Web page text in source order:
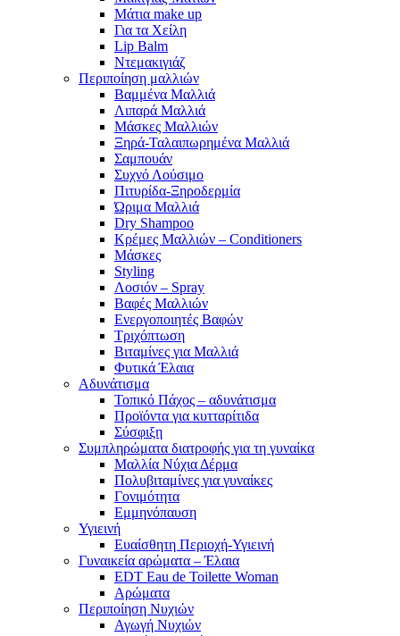
Μάτια make up
Για τα Χείλη
Lip Balm
Ντεμακιγιάζ
Περιποίηση μαλλιών
Βαμμένα Μαλλιά
Λιπαρά Μαλλιά
Μάσκες Μαλλιών
Ξηρά-Ταλαιπωρημένα Μαλλιά
Σαμπουάν
Συχνό Λούσιμο
Πιτυρίδα-Ξηροδερμία
Ώριμα Μαλλιά
Dry Shampoo
Κρέμες Μαλλιών – Conditioners
Μάσκες
Styling
Λοσιόν – Spray
Βαφές Μαλλιών
Ενεργοποιητές Βαφών
Τριχόπτωση
Βιταμίνες για Μαλλιά
Φυτικά Έλαια
Αδυνάτισμα
Τοπικό Πάχος – αδυνάτισμα
Προϊόντα για κυτταρίτιδα
Σύσφιξη
Συμπληρώματα διατροφής για τη γυναίκα
Μαλλία Νύχια Δέρμα
Πολυβιταμίνες για γυναίκες
Γονιμότητα
Εμμηνόπαυση
Υγιεινή
Ευαίσθητη Περιοχή-Υγιεινή
Γυναικεία αρώματα – Έλαια
EDT Eau de Toilette Woman
Αρώματα
Περιποίηση Νυχιών
Αγωγή Νυχιών